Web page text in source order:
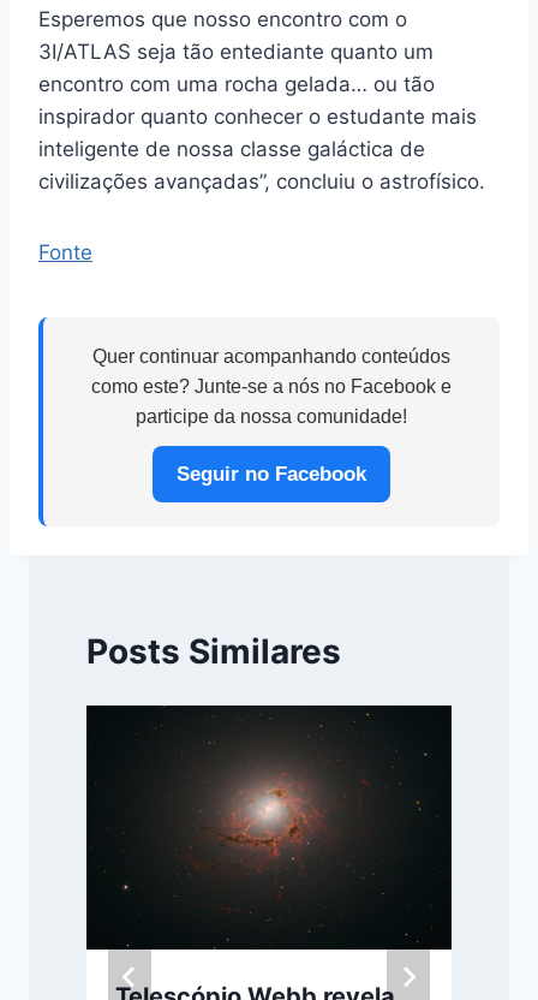
Esperemos que nosso encontro com o
3I/ATLAS seja tão entediante quanto um
encontro com uma rocha gelada… ou tão
inspirador quanto conhecer o estudante mais
inteligente de nossa classe galáctica de
civilizações avançadas”, concluiu o astrofísico.
Fonte
Quer continuar acompanhando conteúdos
como este? Junte-se a nós no Facebook e
participe da nossa comunidade!
Seguir no Facebook
Posts Similares